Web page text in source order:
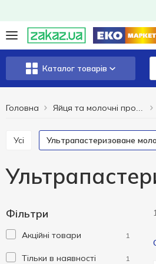
Каталог товарів
Головна
Усі Ультрапастеризоване
Фільтри
Акційні товари 1
Тільки в наявності 1